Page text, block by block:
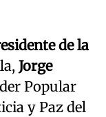
de la
Jorge
Popular
y Paz del